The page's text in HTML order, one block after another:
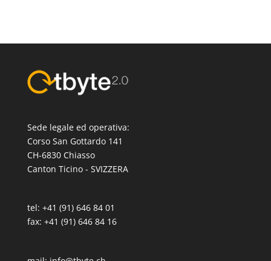
Sede legale ed operativa:
Corso San Gottardo 141
CH-6830 Chiasso
Canton Ticino - SVIZZERA
tel: +41 (91) 646 84 01
fax: +41 (91) 646 84 16